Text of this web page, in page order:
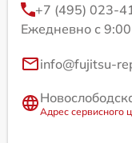
+7 (495) 023-
Ежедневно с
info@fujitsu-
Адрес сервисного